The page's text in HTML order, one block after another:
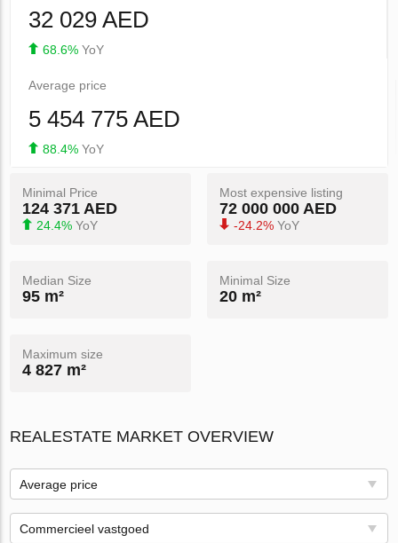
32 029 AED
68.6% YoY
Average price
5 454 775 AED
88.4% YoY
Minimal Price
124 371 AED
24.4% YoY
Most expensive listing
72 000 000 AED
-24.2% YoY
Median Size
95 m²
Minimal Size
20 m²
Maximum size
4 827 m²
REALESTATE MARKET OVERVIEW
Average price
Commercieel vastgoed